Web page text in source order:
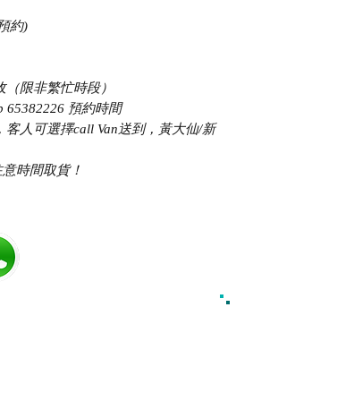
約)
（限非繁忙時段）
65382226 預約時間
人可選擇call Van送到，黃大仙/新
時間取貨！